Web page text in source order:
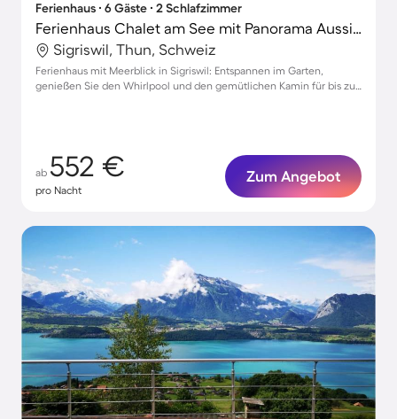
Ferienhaus ∙ 6 Gäste ∙ 2 Schlafzimmer
Ferienhaus Chalet am See mit Panorama Aussicht
Sigriswil, Thun, Schweiz
Ferienhaus mit Meerblick in Sigriswil: Entspannen im Garten,
genießen Sie den Whirlpool und den gemütlichen Kamin für bis zu
ab 552 €
pro Nacht
Zum Angebot